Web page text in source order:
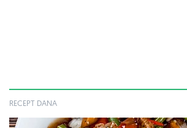
RECEPT DANA